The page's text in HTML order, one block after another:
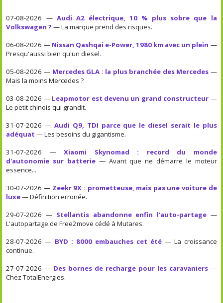
07-08-2026 — Audi A2 électrique, 10 % plus sobre que la
Volkswagen ? — La marque prend des risques.
06-08-2026 — Nissan Qashqai e-Power, 1980 km avec un plein —
Presqu'aussi bien qu'un diesel.
05-08-2026 — Mercedes GLA : la plus branchée des Mercedes —
Mais la moins Mercedes ?
03-08-2026 — Leapmotor est devenu un grand constructeur —
Le petit chinois qui grandit.
31-07-2026 —Audi Q9, TDI parce que le diesel serait le plus
adéquat — Les besoins du gigantisme.
31-07-2026 —Xiaomi Skynomad : record du monde
d'autonomie sur batterie — Avant que ne démarre le moteur
essence...
30-07-2026 — Zeekr 9X : prometteuse, mais pas une voiture de
luxe— Définition erronée.
29-07-2026 — Stellantis abandonne enfin l'auto-partage—
L'autopartage de Free2move cédé à Mutares.
28-07-2026 — BYD : 8000 embauches cet été— La croissance
continue.
27-07-2026 — Des bornes de recharge pour les caravaniers—
Chez TotalEnergies.